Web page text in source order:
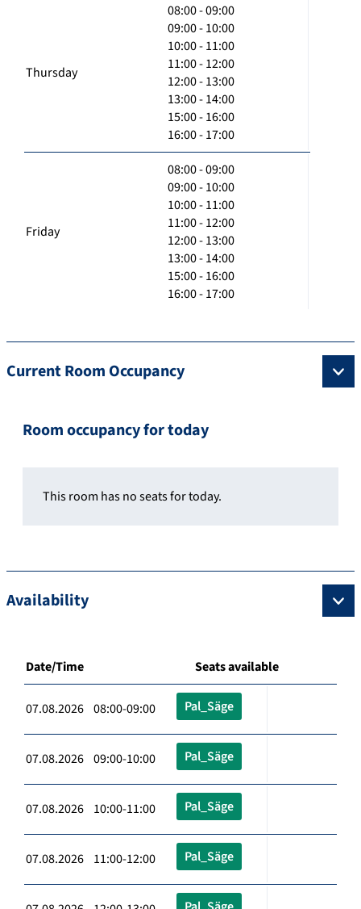
Thursday
08:00 - 09:00
09:00 - 10:00
10:00 - 11:00
11:00 - 12:00
12:00 - 13:00
13:00 - 14:00
15:00 - 16:00
16:00 - 17:00
Friday
08:00 - 09:00
09:00 - 10:00
10:00 - 11:00
11:00 - 12:00
12:00 - 13:00
13:00 - 14:00
15:00 - 16:00
16:00 - 17:00
Current Room Occupancy
Room occupancy for today
This room has no seats for today.
Availability
Date/Time Seats available
07.08.2026 08:00-09:00 Pal_Säge
07.08.2026 09:00-10:00 Pal_Säge
07.08.2026 10:00-11:00 Pal_Säge
07.08.2026 11:00-12:00 Pal_Säge